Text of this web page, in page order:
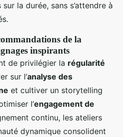
la durée, sans s’attendre à
de la
inspirants
de privilégier la régularité
sur l’analyse des
et cultiver un storytelling
l’engagement de
continu, les ateliers
dynamique consolident